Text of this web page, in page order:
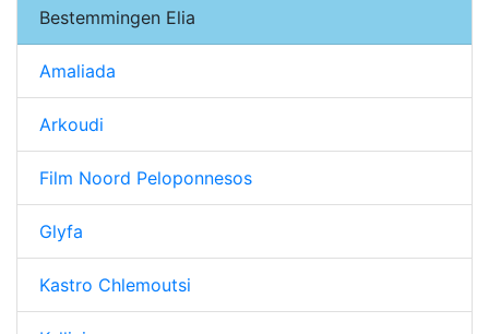
Bestemmingen Elia
Amaliada
Arkoudi
Film Noord Peloponnesos
Glyfa
Kastro Chlemoutsi